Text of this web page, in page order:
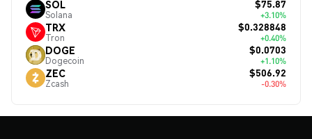
SOL
Solana
$75.87
+3.10%
TRX
Tron
$0.328848
+0.40%
DOGE
Dogecoin
$0.0703
+1.10%
ZEC
Zcash
$506.92
-0.30%